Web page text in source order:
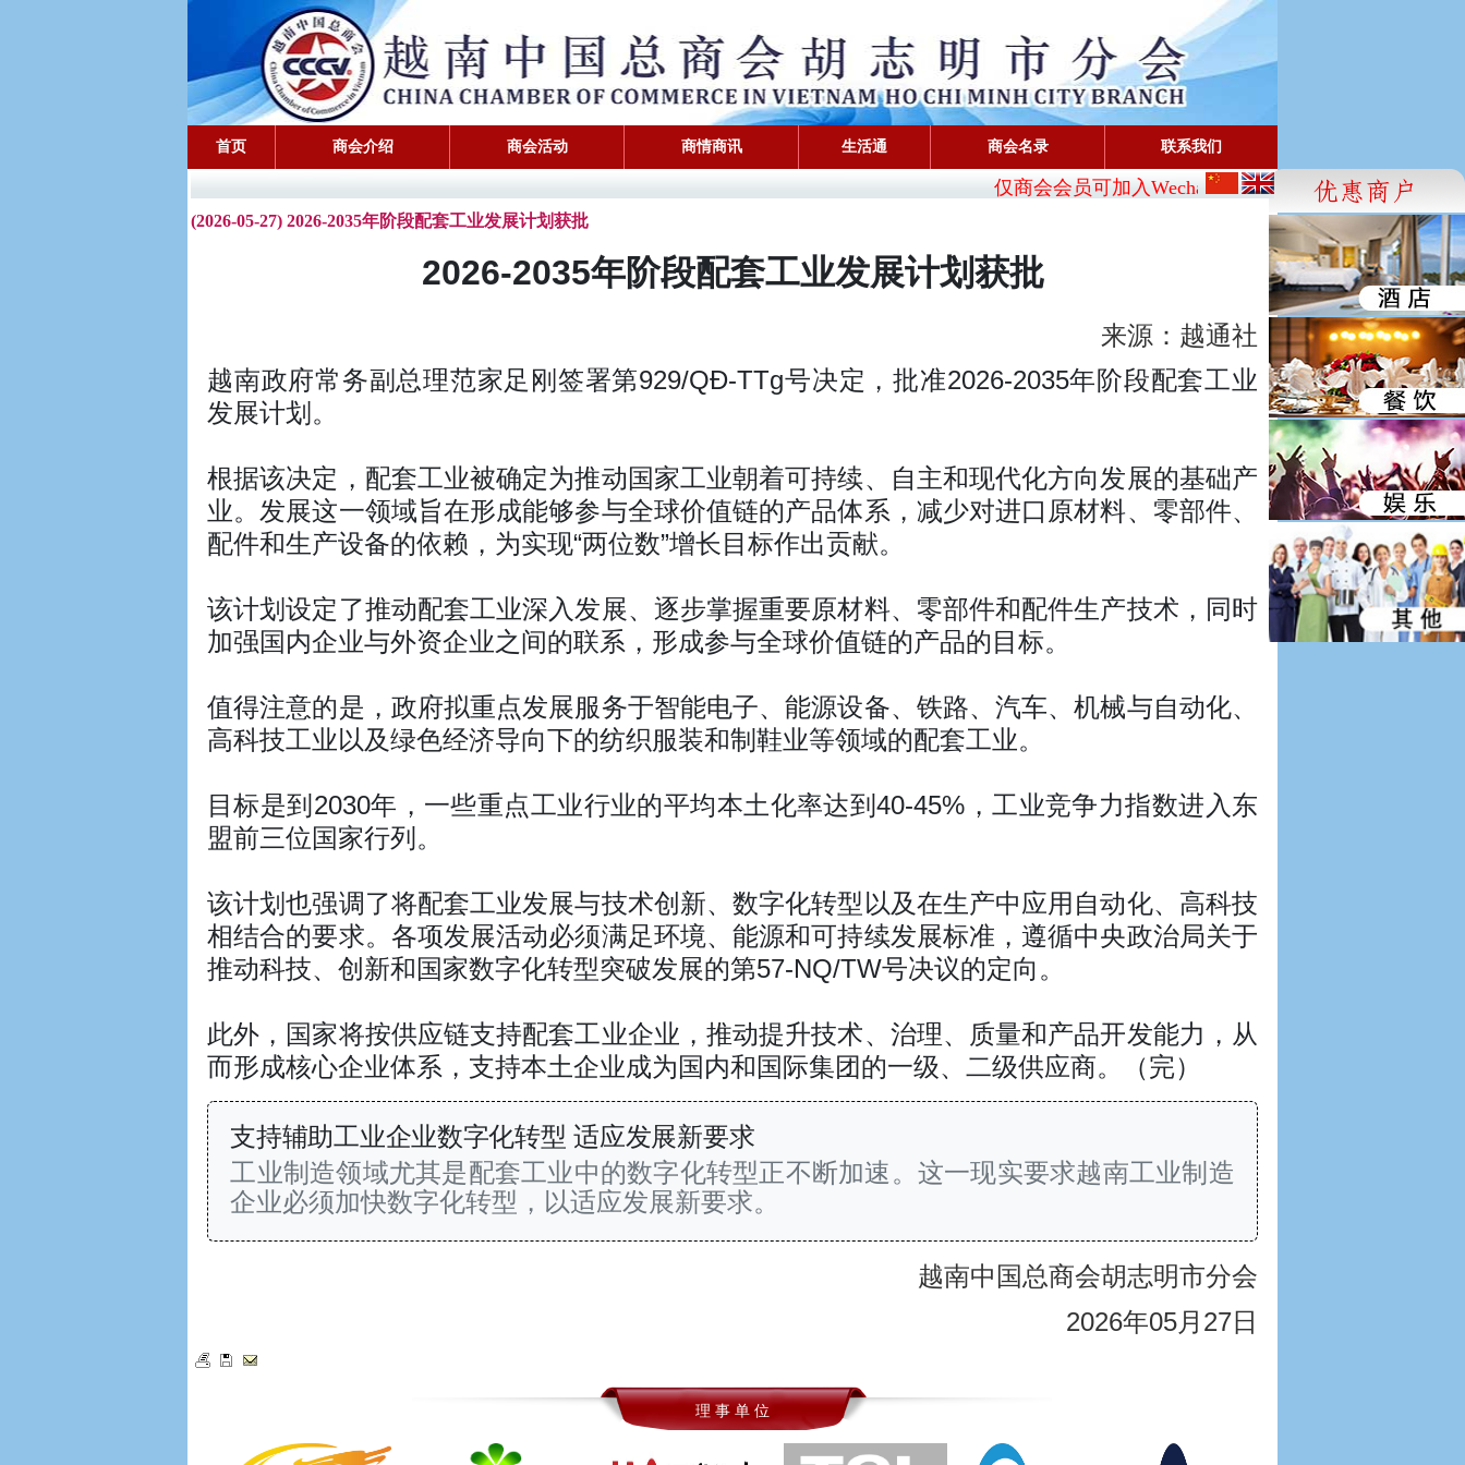
首页 商会介绍 商会活动 商情商讯 生活通 商会名录 联系我们
仅商会会员可加入Wechat: CBA_SG - FaceBook:
(2026-05-27) 2026-2035年阶段配套工业发展计划获批
2026-2035年阶段配套工业发展计划获批
来源：越通社
越南政府常务副总理范家足刚签署第929/QĐ-TTg号决定，批准2026-2035年阶段配套工业
发展计划。
根据该决定，配套工业被确定为推动国家工业朝着可持续、自主和现代化方向发展的基础产
业。发展这一领域旨在形成能够参与全球价值链的产品体系，减少对进口原材料、零部件、
配件和生产设备的依赖，为实现“两位数”增长目标作出贡献。
该计划设定了推动配套工业深入发展、逐步掌握重要原材料、零部件和配件生产技术，同时
加强国内企业与外资企业之间的联系，形成参与全球价值链的产品的目标。
值得注意的是，政府拟重点发展服务于智能电子、能源设备、铁路、汽车、机械与自动化、
高科技工业以及绿色经济导向下的纺织服装和制鞋业等领域的配套工业。
目标是到2030年，一些重点工业行业的平均本土化率达到40-45%，工业竞争力指数进入东
盟前三位国家行列。
该计划也强调了将配套工业发展与技术创新、数字化转型以及在生产中应用自动化、高科技
相结合的要求。各项发展活动必须满足环境、能源和可持续发展标准，遵循中央政治局关于
推动科技、创新和国家数字化转型突破发展的第57-NQ/TW号决议的定向。
此外，国家将按供应链支持配套工业企业，推动提升技术、治理、质量和产品开发能力，从
而形成核心企业体系，支持本土企业成为国内和国际集团的一级、二级供应商。（完）
支持辅助工业企业数字化转型 适应发展新要求
工业制造领域尤其是配套工业中的数字化转型正不断加速。这一现实要求越南工业制造
企业必须加快数字化转型，以适应发展新要求。
越南中国总商会胡志明市分会
2026年05月27日
理 事 单 位